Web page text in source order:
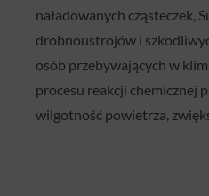
naładowanych cząsteczek,
drobnoustrojów i
osób przebywających w
procesu reakcji chemicznej
wilgotność powietrza,